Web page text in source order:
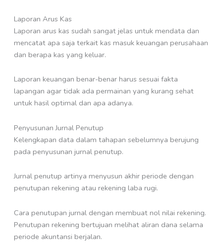
Laporan Arus Kas
Laporan arus kas sudah sangat jelas untuk mendata dan
mencatat apa saja terkait kas masuk keuangan perusahaan
dan berapa kas yang keluar.
Laporan keuangan benar-benar harus sesuai fakta
lapangan agar tidak ada permainan yang kurang sehat
untuk hasil optimal dan apa adanya.
Penyusunan Jurnal Penutup
Kelengkapan data dalam tahapan sebelumnya berujung
pada penyusunan jurnal penutup.
Jurnal penutup artinya menyusun akhir periode dengan
penutupan rekening atau rekening laba rugi.
Cara penutupan jurnal dengan membuat nol nilai rekening.
Penutupan rekening bertujuan melihat aliran dana selama
periode akuntansi berjalan.